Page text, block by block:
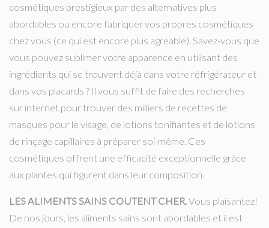
cosmétiques prestigieux par des alternatives plus
abordables ou encore fabriquer vos propres cosmétiques
chez vous (ce qui est encore plus agréable). Savez-vous que
vous pouvez sublimer votre apparence en utilisant des
ingrédients qui se trouvent déjà dans votre réfrigérateur et
dans vos placards ? Il vous suffit de faire des recherches
sur internet pour trouver des milliers de recettes de
masques pour le visage, de lotions tonifiantes et de lotions
de rinçage capillaires à préparer soi-même. Ces
cosmétiques offrent une efficacité exceptionnelle grâce
aux plantes qui figurent dans leur composition.
LES ALIMENTS SAINS COUTENT CHER.Vous plaisantez!
De nos jours, les aliments sains sont abordables et il est